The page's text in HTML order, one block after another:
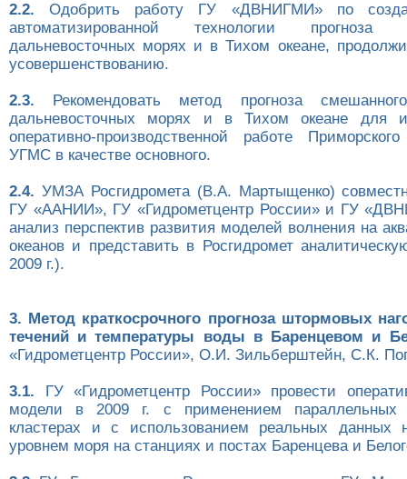
2.2. Одобрить работу ГУ «ДВНИГМИ» по
автоматизированной технологии
дальневосточных морях и в Тихом океане,
усовершенствованию.
2.3. Рекомендовать метод прогноза
дальневосточных морях и в Тихом океане для
оперативно-производственной работе
УГМС в качестве основного.
2.4. УМЗА Росгидромета (В.А. Мартыщенко)
ГУ «ААНИИ», ГУ «Гидрометцентр России» и ГУ
анализ перспектив развития моделей волнения на
океанов и представить в Росгидромет
2009 г.).
3. Метод краткосрочного прогноза штормовых
течений и температуры воды в Баренцевом и
«Гидрометцентр России», О.И. Зильберштейн, С.К.
3.1. ГУ «Гидрометцентр России» провести
модели в 2009 г. с применением параллельных
кластерах и с использованием реальных данных
уровнем моря на станциях и постах Баренцева и